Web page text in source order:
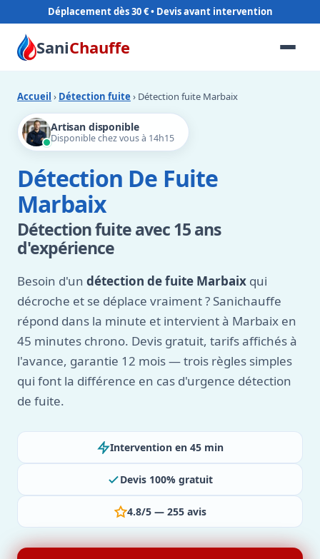
Déplacement dès 30 €
SaniChauffe
Accueil › Détection fuite › Détection fuite Marbaix
Artisan disponible
Disponible chez vous à 14h15
Détection De Fuite
Marbaix
Détection fuite avec 15 ans
d'expérience
Besoin d'un détection de fuite Marbaix qui
décroche et se déplace vraiment ? Sanichauffe
répond dans la minute et intervient à Marbaix en
45 minutes chrono. Devis gratuit, tarifs affichés à
l'avance, garantie 12 mois — trois règles simples
qui font la différence en cas d'urgence détection
de fuite.
Intervention en 45 min
Devis 100% gratuit
4.8/5 — 255 avis